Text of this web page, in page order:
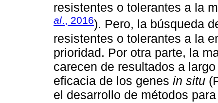
resistentes o tolerantes a la
al., 2016). Pero, la búsqueda
resistentes o tolerantes a la
prioridad. Por otra parte, la
carecen de resultados a
eficacia de los genes in situ
el desarrollo de métodos